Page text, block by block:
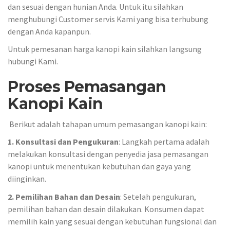
dan sesuai dengan hunian Anda. Untuk itu silahkan
menghubungi Customer servis Kami yang bisa terhubung
dengan Anda kapanpun.
Untuk pemesanan harga kanopi kain silahkan langsung
hubungi Kami.
Proses Pemasangan
Kanopi Kain
Berikut adalah tahapan umum pemasangan kanopi kain:
1. Konsultasi dan Pengukuran: Langkah pertama adalah
melakukan konsultasi dengan penyedia jasa pemasangan
kanopi untuk menentukan kebutuhan dan gaya yang
diinginkan.
2. Pemilihan Bahan dan Desain: Setelah pengukuran,
pemilihan bahan dan desain dilakukan. Konsumen dapat
memilih kain yang sesuai dengan kebutuhan fungsional dan